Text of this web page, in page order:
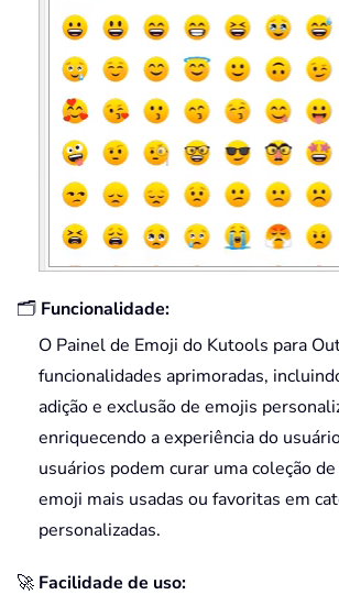
🗂️ Funcionalidade:
O Painel de Emoji do Kutools para
funcionalidades aprimoradas,
adição e exclusão de emojis
enriquecendo a experiência do
usuários podem curar uma coleção
emoji mais usadas ou favoritas em
personalizadas.
🚀 Facilidade de uso: